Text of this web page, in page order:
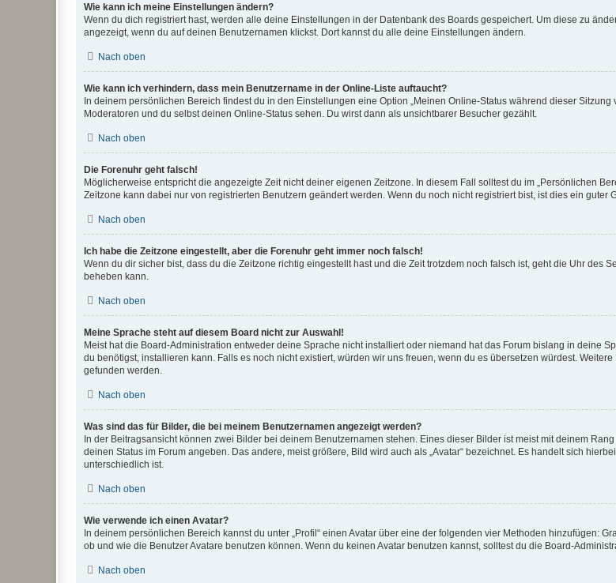
Wie kann ich meine Einstellungen ändern?
Wenn du dich registriert hast, werden alle deine Einstellungen in der Datenbank des Boards gespeichert. Um diese zu
angezeigt, wenn du auf deinen Benutzernamen klickst. Dort kannst du alle deine Einstellungen ändern.
Nach oben
Wie kann ich verhindern, dass mein Benutzername in der Online-Liste auftaucht?
In deinem persönlichen Bereich findest du in den Einstellungen eine Option „Meinen Online-Status während dieser
Moderatoren und du selbst deinen Online-Status sehen. Du wirst dann als unsichtbarer Besucher gezählt.
Nach oben
Die Forenuhr geht falsch!
Möglicherweise entspricht die angezeigte Zeit nicht deiner eigenen Zeitzone. In diesem Fall solltest du im „Persönlichen
Zeitzone kann dabei nur von registrierten Benutzern geändert werden. Wenn du noch nicht registriert bist, ist dies ein guter
Nach oben
Ich habe die Zeitzone eingestellt, aber die Forenuhr geht immer noch falsch!
Wenn du dir sicher bist, dass du die Zeitzone richtig eingestellt hast und die Zeit trotzdem noch falsch ist, geht die Uhr des
beheben kann.
Nach oben
Meine Sprache steht auf diesem Board nicht zur Auswahl!
Meist hat die Board-Administration entweder deine Sprache nicht installiert oder niemand hat das Forum bislang in deine
du benötigst, installieren kann. Falls es noch nicht existiert, würden wir uns freuen, wenn du es übersetzen würdest.
gefunden werden.
Nach oben
Was sind das für Bilder, die bei meinem Benutzernamen angezeigt werden?
In der Beitragsansicht können zwei Bilder bei deinem Benutzernamen stehen. Eines dieser Bilder ist meist mit deinem
deinen Status im Forum angeben. Das andere, meist größere, Bild wird auch als „Avatar“ bezeichnet. Es handelt sich
unterschiedlich ist.
Nach oben
Wie verwende ich einen Avatar?
In deinem persönlichen Bereich kannst du unter „Profil“ einen Avatar über eine der folgenden vier Methoden hinzufügen:
ob und wie die Benutzer Avatare benutzen können. Wenn du keinen Avatar benutzen kannst, solltest du die Board-
Nach oben